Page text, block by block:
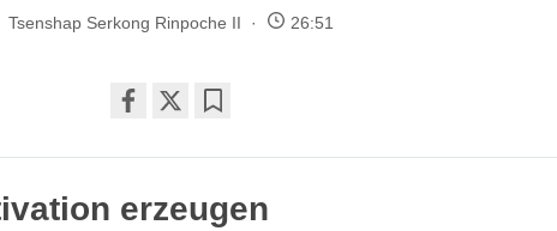
Tsenshap Serkong Rinpoche II 26:51
on
facebook
erzeugen